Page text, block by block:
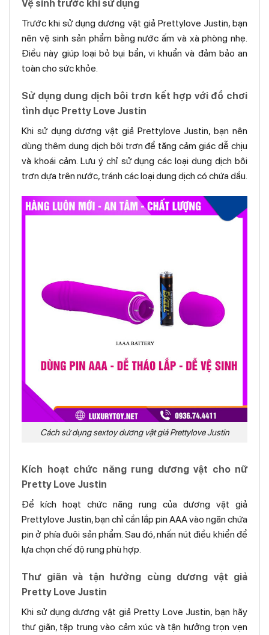
Vệ sinh trước khi sử dụng
Trước khi sử dụng dương vật giả Prettylove Justin, bạn
nên vệ sinh sản phẩm bằng nước ấm và xà phòng nhẹ.
Điều này giúp loại bỏ bụi bẩn, vi khuẩn và đảm bảo an
toàn cho sức khỏe.
Sử dụng dung dịch bôi trơn kết hợp với đồ chơi
tình dục Pretty Love Justin
Khi sử dụng dương vật giả Prettylove Justin, bạn nên
dùng thêm dung dịch bôi trơn để tăng cảm giác dễ chịu
và khoái cảm. Lưu ý chỉ sử dụng các loại dung dịch bôi
trơn dựa trên nước, tránh các loại dung dịch có chứa dầu.
Cách sử dụng sextoy dương vật giả Prettylove Justin
Kích hoạt chức năng rung dương vật cho nữ
Pretty Love Justin
Để kích hoạt chức năng rung của dương vật giả
Prettylove Justin, bạn chỉ cần lắp pin AAA vào ngăn chứa
pin ở phía đuôi sản phẩm. Sau đó, nhấn nút điều khiển để
lựa chọn chế độ rung phù hợp.
Thư giãn và tận hưởng cùng dương vật giả
Pretty Love Justin
Khi sử dụng dương vật giả Pretty Love Justin, bạn hãy
thư giãn, tập trung vào cảm xúc và tận hưởng trọn vẹn